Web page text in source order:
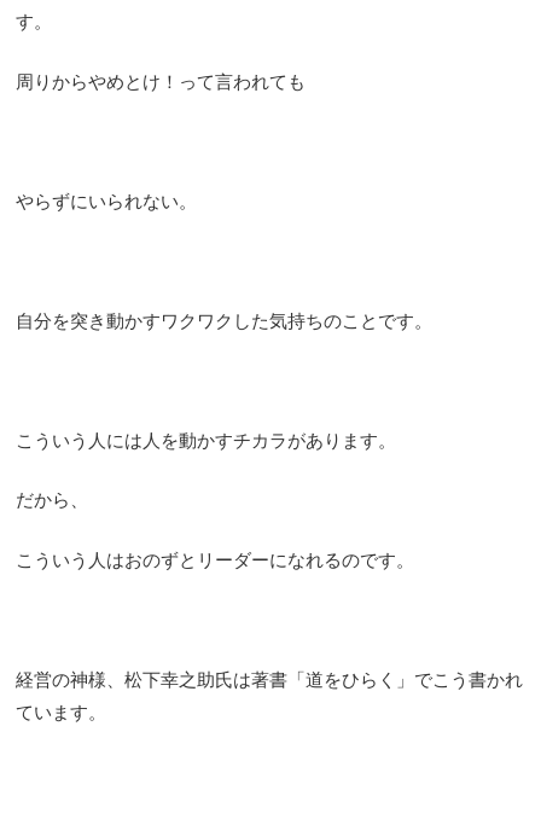
す。
周りからやめとけ！って言われても
やらずにいられない。
自分を突き動かすワクワクした気持ちのことです。
こういう人には人を動かすチカラがあります。
だから、
こういう人はおのずとリーダーになれるのです。
経営の神様、松下幸之助氏は著書「道をひらく」でこう書かれ
ています。